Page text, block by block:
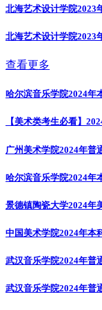
北海艺术设计学院2023
北海艺术设计学院2023
查看更多
哈尔滨音乐学院2024年
【美术类考生必看】
广州美术学院2024年普
哈尔滨音乐学院2024年
景德镇陶瓷大学2024年
中国美术学院2024年本
武汉音乐学院2024年普
武汉音乐学院2024年普